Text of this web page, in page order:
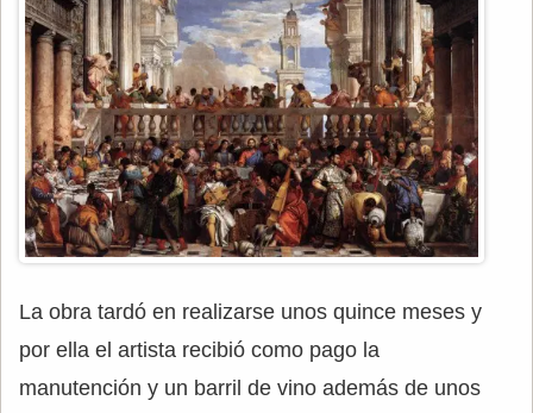
La obra tardó en realizarse unos quince meses y
por ella el artista recibió como pago la
manutención y un barril de vino además de unos